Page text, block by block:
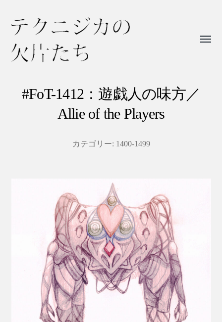
ニ#FoT-1412：遊戯人の味方／
Allie of the Players
カテゴリー: 1400-1499